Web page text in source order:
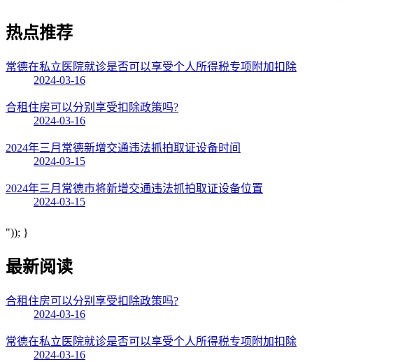
热点推荐
常德在私立医院就诊是否可以享受个人所得税专项附加扣除
2024-03-16
合租住房可以分别享受扣除政策吗?
2024-03-16
2024年三月常德新增交通违法抓拍取证设备时间
2024-03-15
2024年三月常德市将新增交通违法抓拍取证设备位置
2024-03-15
")); }
最新阅读
合租住房可以分别享受扣除政策吗?
2024-03-16
常德在私立医院就诊是否可以享受个人所得税专项附加扣除
2024-03-16